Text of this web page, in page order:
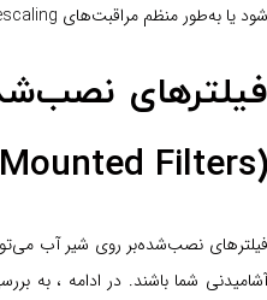
شود یا به‌طور منظم مراقبت‌های descaling انجام شود.
فیلترهای
(Faucet-Mounted Filters)
فیلترهای نصب‌شده‌بر روی شیر آب
آشامیدنی شما باشند. در ادامه ، به